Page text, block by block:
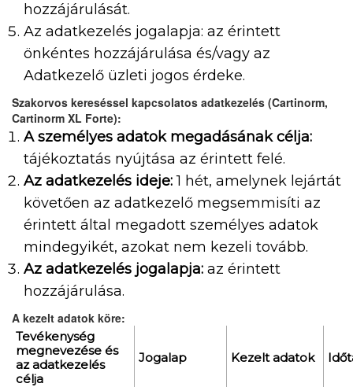
hozzájárulását.
Az adatkezelés jogalapja: az érintett
önkéntes hozzájárulása és/vagy az
Adatkezelő üzleti jogos érdeke.
Szakorvos kereséssel kapcsolatos adatkezelés (Cartinorm,
Cartinorm XL Forte):
A személyes adatok megadásának célja:
tájékoztatás nyújtása az érintett felé.
Az adatkezelés ideje:1 hét, amelynek lejártát
követően az adatkezelő megsemmisíti az
érintett által megadott személyes adatok
mindegyikét, azokat nem kezeli tovább.
Az adatkezelés jogalapja: az érintett
hozzájárulása.
A kezelt adatok köre:
Tevékenység
megnevezése és
az adatkezelés
célja
Jogalap Kezelt adatok